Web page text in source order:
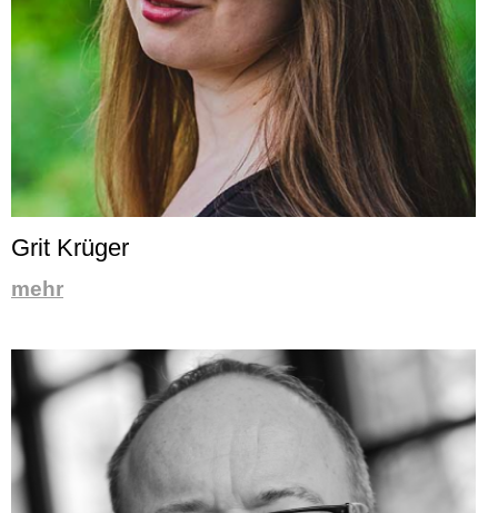
Grit Krüger
mehr